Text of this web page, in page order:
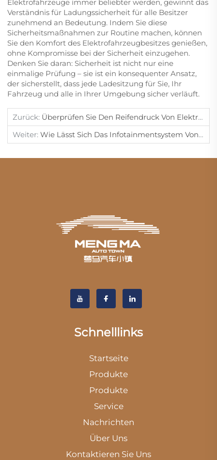
Elektrofahrzeuge immer beliebter werden, gewinnt das
Verständnis für Ladungssicherheit für alle Besitzer
zunehmend an Bedeutung. Indem Sie diese
Sicherheitsmaßnahmen zur Routine machen, können
Sie den Komfort des Elektrofahrzeugbesitzes genießen,
ohne Kompromisse bei der Sicherheit einzugehen.
Denken Sie daran: Sicherheit ist nicht nur eine
einmalige Prüfung – sie ist ein konsequenter Ansatz,
der sicherstellt, dass jede Ladesitzung für Sie, Ihr
Fahrzeug und alle in Ihrer Umgebung sicher verläuft.
Zurück: Überprüfen Sie Den Reifendruck Von Elektrofahrzeugen Vor Langen Fahrten.
Weiter: Wie Lässt Sich Das Infotainmentsystem Von Elektrofahrzeugen Problembeheben?
Schnelllinks
Startseite
Produkte
Produkte
Service
Nachrichten
Über Uns
Kontaktieren Sie Uns